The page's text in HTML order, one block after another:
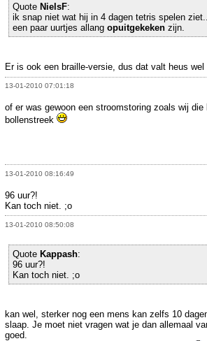
Quote NielsF:
ik snap niet wat hij in 4 dagen tetris spelen
een paar uurtjes allang opuitgekeken zijn.
Er is ook een braille-versie, dus dat valt heus wel
13-01-2010 07:01:18
of er was gewoon een stroomstoring zoals wij die
bollenstreek
13-01-2010 08:16:49
96 uur?!
Kan toch niet. ;o
13-01-2010 08:50:08
Quote Kappash:
96 uur?!
Kan toch niet. ;o
kan wel, sterker nog een mens kan zelfs 10
slaap. Je moet niet vragen wat je dan allemaal
goed.